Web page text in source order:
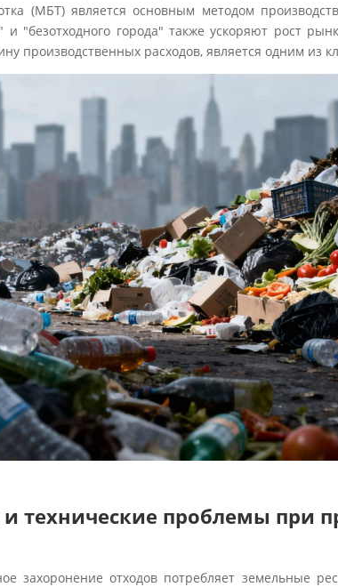
(МБТ) является основным методом
и "безотходного города" также ускоряют рост
производственных расходов, является одним из
технические проблемы при
захоронение отходов потребляет земельные